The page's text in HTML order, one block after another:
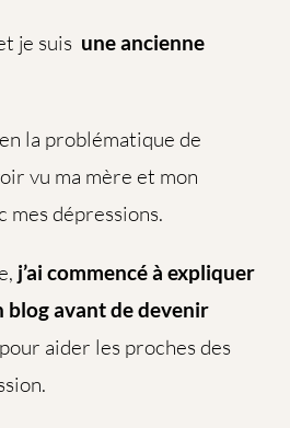
je suis une ancienne
la problématique de
vu ma mère et mon
mes dépressions.
j’ai commencé à expliquer
blog avant de devenir
pour aider les proches des